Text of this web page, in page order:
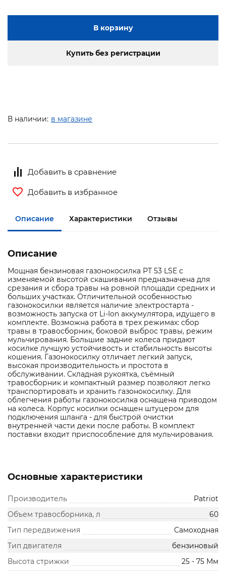
В корзину
Купить без регистрации
В наличии: в магазине
Добавить в сравнение
Добавить в избранное
Описание Характеристики Отзывы
Описание
Мощная бензиновая газонокосилка РТ 53 LSE с
изменяемой высотой скашивания предназначена для
срезания и сбора травы на ровной площади средних и
больших участках. Отличительной особенностью
газонокосилки является наличие электростарта -
возможность запуска от Li-Ion аккумулятора, идущего в
комплекте. Возможна работа в трех режимах: сбор
травы в травосборник, боковой выброс травы, режим
мульчирования. Большие задние колеса придают
косилке лучшую устойчивость и стабильность высоты
кошения. Газонокосилку отличает легкий запуск,
высокая производительность и простота в
обслуживании. Складная рукоятка, съёмный
травосборник и компактный размер позволяют легко
транспортировать и хранить газонокосилку. Для
облегчения работы газонокосилка оснащена приводом
на колеса. Корпус косилки оснащен штуцером для
подключения шланга - для быстрой очистки
внутренней части деки после работы. В комплект
поставки входит приспособление для мульчирования.
Основные характеристики
Производитель
Patriot
Объем травосборника, л
60
Тип передвижения
Самоходная
Тип двигателя
бензиновый
Высота стрижки
25 - 75 Мм